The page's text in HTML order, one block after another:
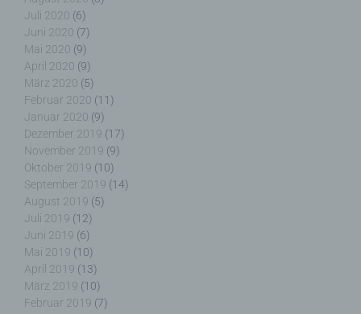
Juli 2020 (6)
Juni 2020 (7)
Mai 2020 (9)
April 2020 (9)
März 2020 (5)
Februar 2020 (11)
Januar 2020 (9)
Dezember 2019 (17)
November 2019 (9)
Oktober 2019 (10)
September 2019 (14)
August 2019 (5)
Juli 2019 (12)
Juni 2019 (6)
Mai 2019 (10)
April 2019 (13)
März 2019 (10)
Februar 2019 (7)
Verantwortlicher ist die natürliche oder juristische
Person, Behörde, Einrichtung oder andere Stelle,
die allein oder gemeinsam mit anderen über die
Zwecke und Mittel der Verarbeitung von
personenbezogenen Daten entscheidet. Sind die
Zwecke und Mittel dieser Verarbeitung durch das
Unionsrecht oder das Recht der Mitgliedstaaten
vorgegeben, so kann der Verantwortliche
beziehungsweise können die bestimmten Kriterien
seiner Benennung nach dem Unionsrecht oder
dem Recht der Mitgliedstaaten vorgesehen
werden.
h) Auftragsverarbeiter